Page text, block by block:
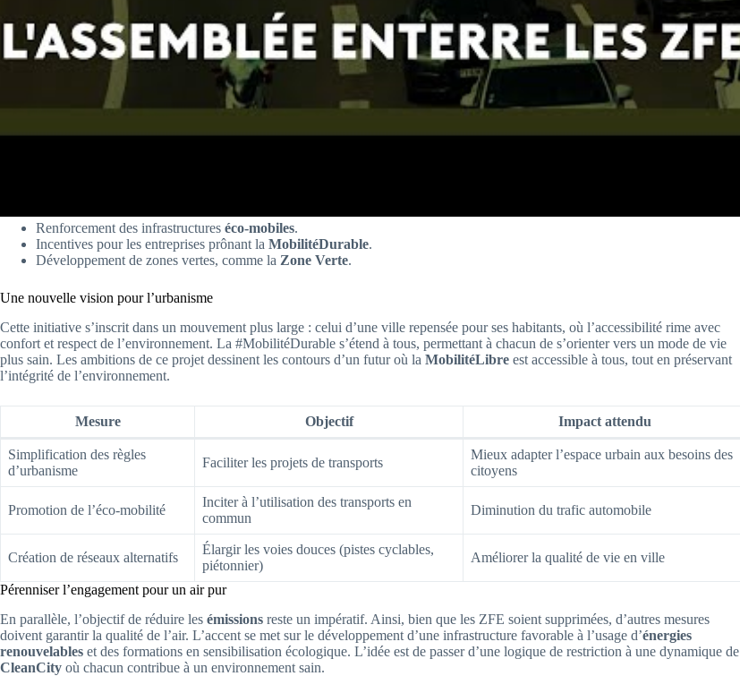
Renforcement des infrastructures éco-mobiles.
Incentives pour les entreprises prônant la MobilitéDurable.
Développement de zones vertes, comme la Zone Verte.
Une nouvelle vision pour l’urbanisme
Cette initiative s’inscrit dans un mouvement plus large : celui d’une ville repensée pour ses habitants, où l’accessibilité rime avec
confort et respect de l’environnement. La #MobilitéDurable s’étend à tous, permettant à chacun de s’orienter vers un mode de vie
plus sain. Les ambitions de ce projet dessinent les contours d’un futur où la MobilitéLibre est accessible à tous, tout en préservant
l’intégrité de l’environnement.
Mesure Objectif Impact attendu
Simplification des règles
d’urbanisme
Faciliter les projets de transports
Mieux adapter l’espace urbain aux besoins des
citoyens
Promotion de l’éco-mobilité
Inciter à l’utilisation des transports en
commun
Diminution du trafic automobile
Création de réseaux alternatifs
Élargir les voies douces (pistes cyclables,
piétonnier)
Améliorer la qualité de vie en ville
Pérenniser l’engagement pour un air pur
En parallèle, l’objectif de réduire les émissions reste un impératif. Ainsi, bien que les ZFE soient supprimées, d’autres mesures
doivent garantir la qualité de l’air. L’accent se met sur le développement d’une infrastructure favorable à l’usage d’énergies
renouvelables et des formations en sensibilisation écologique. L’idée est de passer d’une logique de restriction à une dynamique de
CleanCity où chacun contribue à un environnement sain.